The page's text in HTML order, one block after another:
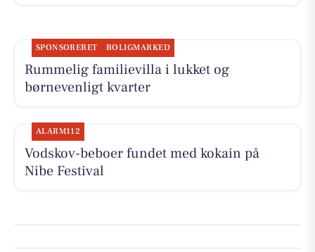
SPONSORERET BOLIGMARKED
Rummelig familievilla i lukket og
børnevenligt kvarter
ALARM112
Vodskov-beboer fundet med kokain på
Nibe Festival